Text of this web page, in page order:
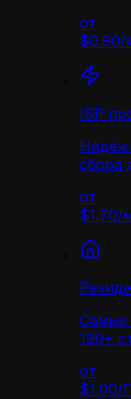
от
$0.90/
ISP
сбора
от
$1.70/
Самые
190+
от
$1.00/